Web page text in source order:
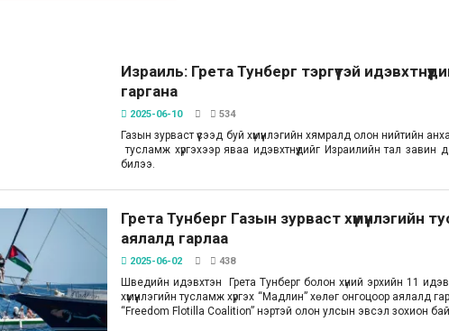
Израиль: Грета Тунберг тэргүүтэй
гаргана
2025-06-10 534
Газын зурваст үүсээд буй хүмүүнлэгийн хямралд олон нийтийн
тусламж хүргэхээр яваа идэвхтнүүдийг Израилийн тал завин
билээ.
Грета Тунберг Газын зурваст хүмүүнлэгийн
аялалд гарлаа
2025-06-02 438
Шведийн идэвхтэн Грета Тунберг болон хүний эрхийн 11
хүмүүнлэгийн тусламж хүргэх “Мадлин” хөлөг онгоцоор аялалд
“Freedom Flotilla Coalition” нэртэй олон улсын эвсэл зохион